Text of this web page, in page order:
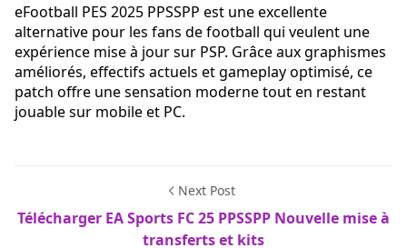
eFootball PES 2025 PPSSPP est une excellente
alternative pour les fans de football qui veulent une
expérience mise à jour sur PSP. Grâce aux graphismes
améliorés, effectifs actuels et gameplay optimisé, ce
patch offre une sensation moderne tout en restant
jouable sur mobile et PC.
Next Post
Télécharger EA Sports FC 25 PPSSPP Nouvelle mise à
transferts et kits